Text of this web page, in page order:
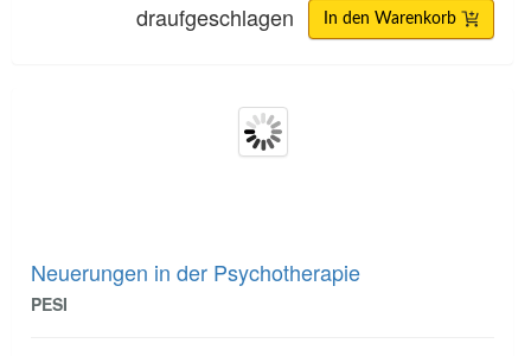
draufgeschlagen
In den Warenkorb
Neuerungen in der Psychotherapie
Neuerungen in der Psychotherapie
PESI